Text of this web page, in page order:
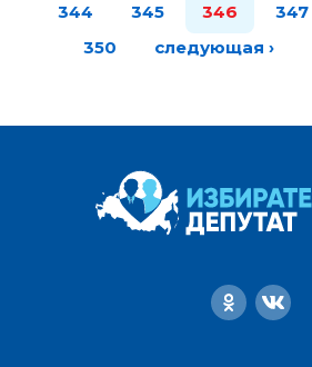
344
345 346 347
350
следующая ›